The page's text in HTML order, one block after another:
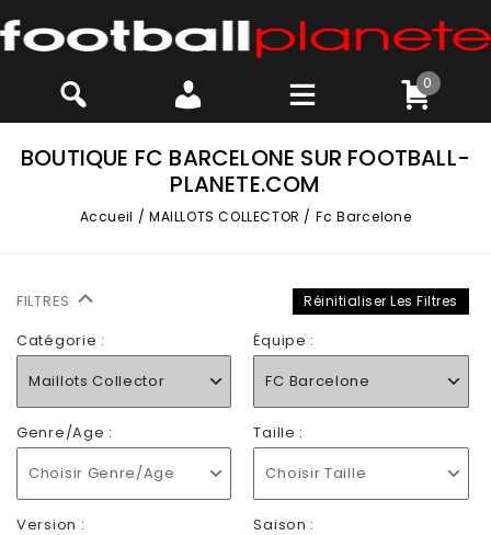
0
BOUTIQUE FC BARCELONE SUR FOOTBALL-
PLANETE.COM
Accueil / MAILLOTS COLLECTOR / Fc Barcelone
FILTRES Réinitialiser Les Filtres
Catégorie :
Maillots Collector
Équipe :
FC Barcelone
Genre/Age :
Choisir Genre/Age
Taille :
Choisir Taille
Version :
Saison :